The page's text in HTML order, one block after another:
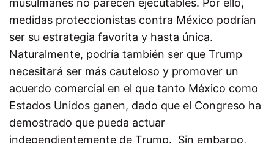
musulmanes no parecen ejecutables. Por ello,
medidas proteccionistas contra México podrían
ser su estrategia favorita y hasta única.
Naturalmente, podría también ser que Trump
necesitará ser más cauteloso y promover un
acuerdo comercial en el que tanto México como
Estados Unidos ganen, dado que el Congreso ha
demostrado que pueda actuar
independientemente de Trump. Sin embargo,